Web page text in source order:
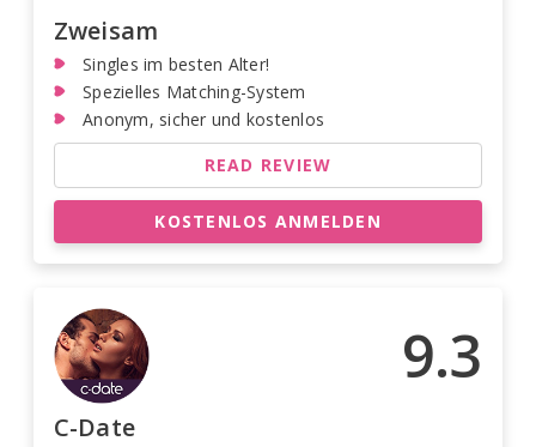
Zweisam
Singles im besten Alter!
Spezielles Matching-System
Anonym, sicher und kostenlos
READ REVIEW
KOSTENLOS ANMELDEN
9.3
C-Date